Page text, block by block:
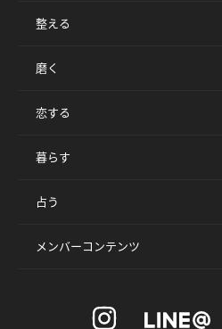
整える
磨く
恋する
暮らす
占う
メンバーコンテンツ